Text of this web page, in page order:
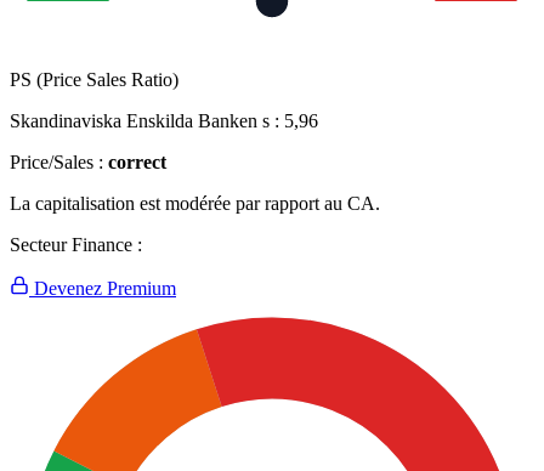
PS (Price Sales Ratio)
Skandinaviska Enskilda Banken s : 5,96
Price/Sales : correct
La capitalisation est modérée par rapport au CA.
Secteur Finance :
Devenez Premium